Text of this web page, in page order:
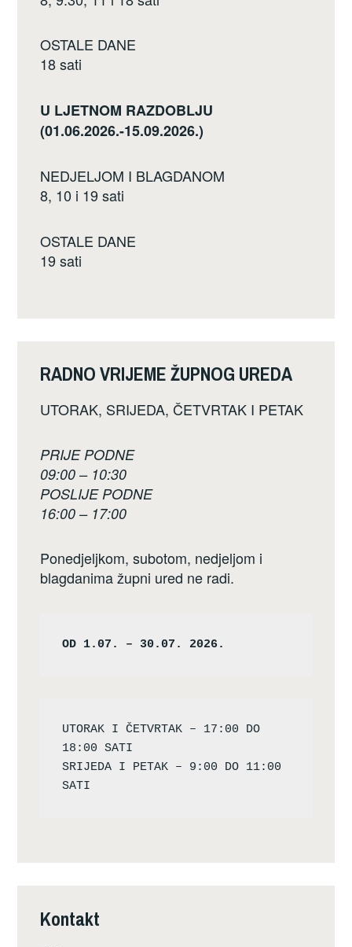
OSTALE DANE
18 sati
U LJETNOM RAZDOBLJU
(01.06.2026.-15.09.2026.)
NEDJELJOM I BLAGDANOM
8, 10 i 19 sati
OSTALE DANE
19 sati
RADNO VRIJEME ŽUPNOG UREDA
UTORAK, SRIJEDA, ČETVRTAK I PETAK
PRIJE PODNE
09:00 – 10:30
POSLIJE PODNE
16:00 – 17:00
Ponedjeljkom, subotom, nedjeljom i
blagdanima župni ured ne radi.
OD 1.07. – 30.07. 2026.
UTORAK I ČETVRTAK – 17:00 DO
18:00 SATI
SRIJEDA I PETAK – 9:00 DO 11:00
Kontakt